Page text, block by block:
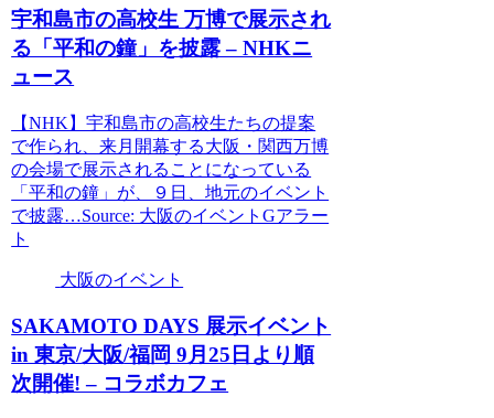
宇和島市の高校生 万博で展示され
る「平和の鐘」を披露 – NHKニ
ュース
【NHK】宇和島市の高校生たちの提案
で作られ、来月開幕する大阪・関西万博
の会場で展示されることになっている
「平和の鐘」が、９日、地元のイベント
で披露…Source: 大阪のイベントGアラー
ト
大阪のイベント
SAKAMOTO DAYS 展示イベント
in 東京/大阪/福岡 9月25日より順
次開催! – コラボカフェ